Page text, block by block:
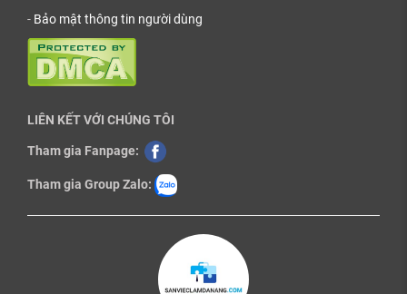
- Bảo mật thông tin người dùng
LIÊN KẾT VỚI CHÚNG TÔI
Tham gia Fanpage:
Tham gia Group Zalo: